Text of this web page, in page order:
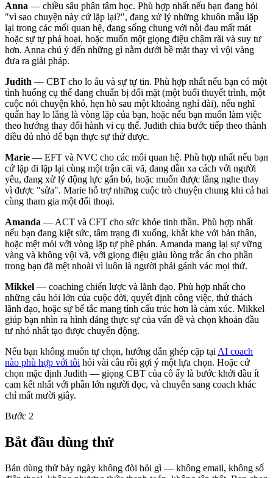
Anna — chiều sâu phân tâm học. Phù hợp nhất nếu bạn đang hỏi
"vì sao chuyện này cứ lặp lại?", đang xử lý những khuôn mẫu lặp
lại trong các mối quan hệ, đang sống chung với nỗi đau mất mát
hoặc sự tự phá hoại, hoặc muốn một giọng điệu chậm rãi và suy tư
hơn. Anna chú ý đến những gì nằm dưới bề mặt thay vì vội vàng
đưa ra giải pháp.
Judith — CBT cho lo âu và sự tự tin. Phù hợp nhất nếu bạn có một
tình huống cụ thể đang chuẩn bị đối mặt (một buổi thuyết trình, một
cuộc nói chuyện khó, hẹn hò sau một khoảng nghỉ dài), nếu nghĩ
quẩn hay lo lắng là vòng lặp của bạn, hoặc nếu bạn muốn làm việc
theo hướng thay đổi hành vi cụ thể. Judith chia bước tiếp theo thành
điều đủ nhỏ để bạn thực sự thử được.
Marie — EFT và NVC cho các mối quan hệ. Phù hợp nhất nếu bạn
cứ lặp đi lặp lại cùng một trận cãi vã, đang dần xa cách với người
yêu, đang xử lý động lực gắn bó, hoặc muốn được lắng nghe thay
vì được "sửa". Marie hỗ trợ những cuộc trò chuyện chung khi cả hai
cùng tham gia một đối thoại.
Amanda — ACT và CFT cho sức khỏe tinh thần. Phù hợp nhất
nếu bạn đang kiệt sức, tâm trạng đi xuống, khắt khe với bản thân,
hoặc mệt mỏi với vòng lặp tự phê phán. Amanda mang lại sự vững
vàng và không vội vã, với giọng điệu giàu lòng trắc ẩn cho phần
trong bạn đã mệt nhoài vì luôn là người phải gánh vác mọi thứ.
Mikkel — coaching chiến lược và lãnh đạo. Phù hợp nhất cho
những câu hỏi lớn của cuộc đời, quyết định công việc, thử thách
lãnh đạo, hoặc sự bế tắc mang tính cấu trúc hơn là cảm xúc. Mikkel
giúp bạn nhìn ra hình dáng thực sự của vấn đề và chọn khoản đầu
tư nhỏ nhất tạo được chuyển động.
Nếu bạn không muốn tự chọn, hướng dẫn ghép cặp tại AI coach
nào phù hợp với tôi hỏi vài câu rồi gợi ý một lựa chọn. Hoặc cứ
chọn mặc định Judith — giọng CBT của cô ấy là bước khởi đầu ít
cam kết nhất với phần lớn người đọc, và chuyển sang coach khác
chỉ mất mười giây.
Bước 2
Bắt đầu dùng thử
Bản dùng thử bảy ngày không đòi hỏi gì — không email, không số